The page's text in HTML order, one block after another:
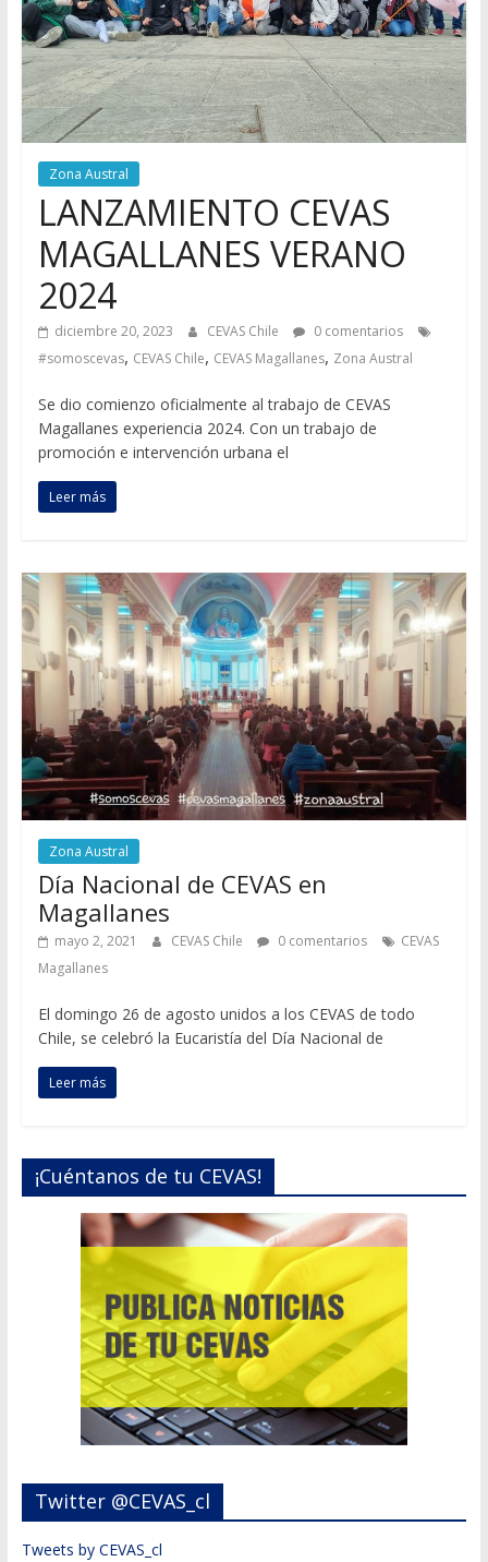
Zona Austral
LANZAMIENTO CEVAS
MAGALLANES VERANO
2024
diciembre 20, 2023 CEVAS Chile
0 comentarios
#somoscevas, CEVAS Chile, CEVAS Magallanes, Zona Austral
Se dio comienzo oficialmente al trabajo de CEVAS
Magallanes experiencia 2024. Con un trabajo de
promoción e intervención urbana el
Leer más
Zona Austral
Día Nacional de CEVAS en
Magallanes
mayo 2, 2021 CEVAS Chile 0 comentarios
CEVAS
Magallanes
El domingo 26 de agosto unidos a los CEVAS de todo
Chile, se celebró la Eucaristía del Día Nacional de
Leer más
¡Cuéntanos de tu CEVAS!
Twitter @CEVAS_cl
Tweets by CEVAS_cl